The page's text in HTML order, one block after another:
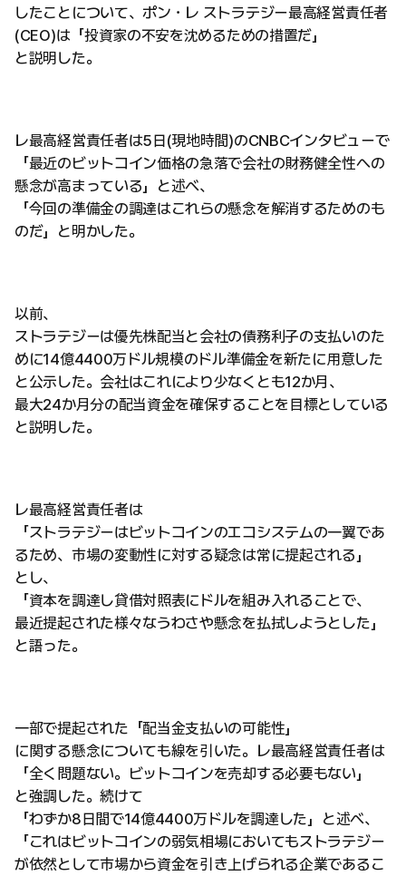
したことについて、ポン・レ ストラテジー最高経営責任者
(CEO)は「投資家の不安を沈めるための措置だ」
と説明した。
レ最高経営責任者は5日(現地時間)のCNBCインタビューで
「最近のビットコイン価格の急落で会社の財務健全性への
懸念が高まっている」と述べ、
「今回の準備金の調達はこれらの懸念を解消するためのも
のだ」と明かした。
以前、
ストラテジーは優先株配当と会社の債務利子の支払いのた
めに14億4400万ドル規模のドル準備金を新たに用意した
と公示した。会社はこれにより少なくとも12か月、
最大24か月分の配当資金を確保することを目標としている
と説明した。
レ最高経営責任者は
「ストラテジーはビットコインのエコシステムの一翼であ
るため、市場の変動性に対する疑念は常に提起される」
とし、
「資本を調達し貸借対照表にドルを組み入れることで、
最近提起された様々なうわさや懸念を払拭しようとした」
と語った。
一部で提起された「配当金支払いの可能性」
に関する懸念についても線を引いた。レ最高経営責任者は
「全く問題ない。ビットコインを売却する必要もない」
と強調した。続けて
「わずか8日間で14億4400万ドルを調達した」と述べ、
「これはビットコインの弱気相場においてもストラテジー
が依然として市場から資金を引き上げられる企業であるこ